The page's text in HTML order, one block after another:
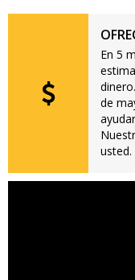
En 5
de
usted.